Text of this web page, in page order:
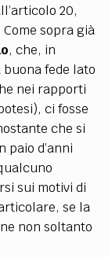
20,
sopra già
, che, in
fede lato
nei rapporti
ci fosse
che si
paio d’anni
sui motivi di
se la
non soltanto